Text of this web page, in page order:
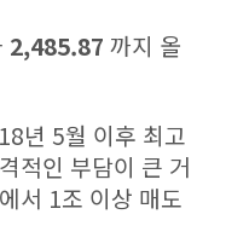
2,485.87 까지 올
년 5월 이후 최고
적인 부담이 큰 거
서 1조 이상 매도